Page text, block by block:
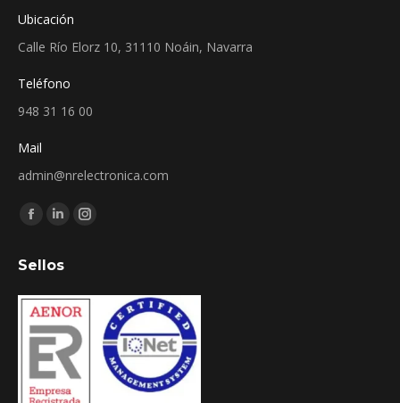
Ubicación
Calle Río Elorz 10, 31110 Noáin, Navarra
Teléfono
948 31 16 00
Mail
admin@nrelectronica.com
Encuéntranos en:
Facebook
opens
in
new
window
Linkedin
opens
in
new
window
Instagram
in
window
Sellos